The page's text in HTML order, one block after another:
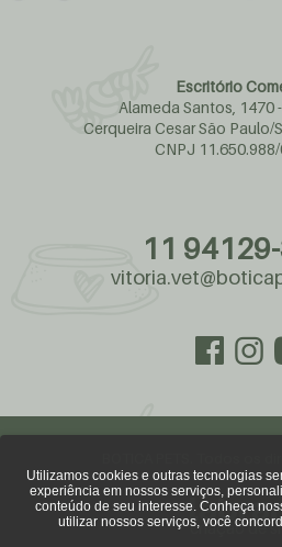
Escritório
Alameda Santos, 1470
Cerqueira Cesar São Paulo/
CNPJ
11
criação de
Utilizamos cookies e outras tecnologias
experiência em nossos serviços,
conteúdo de seu interesse. Conheça
utilizar nossos serviços, você